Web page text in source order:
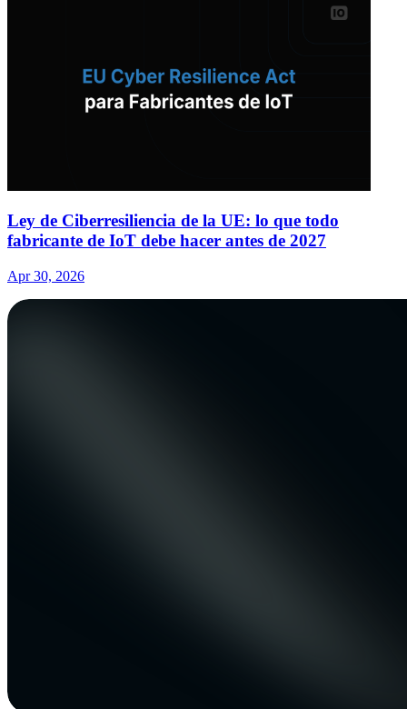
Ley de Ciberresiliencia de la UE: lo que todo
fabricante de IoT debe hacer antes de 2027
Apr 30, 2026